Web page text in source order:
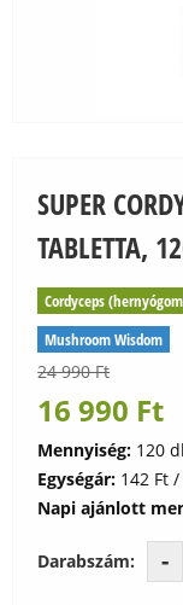
SUPER
TABLETTA,
Cordyceps
Mushroom Wisdom
24 990 Ft
16 990 Ft
Mennyiség: 120
Egységár: 142 Ft
Napi ajánlott
Darabszám: -